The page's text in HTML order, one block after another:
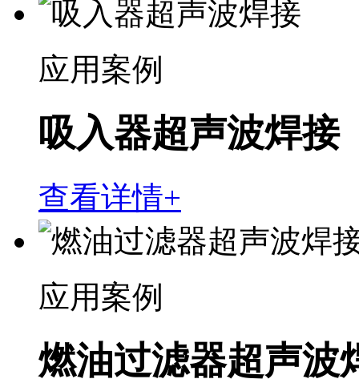
应用案例
吸入器超声波焊接
查看详情+
应用案例
燃油过滤器超声波